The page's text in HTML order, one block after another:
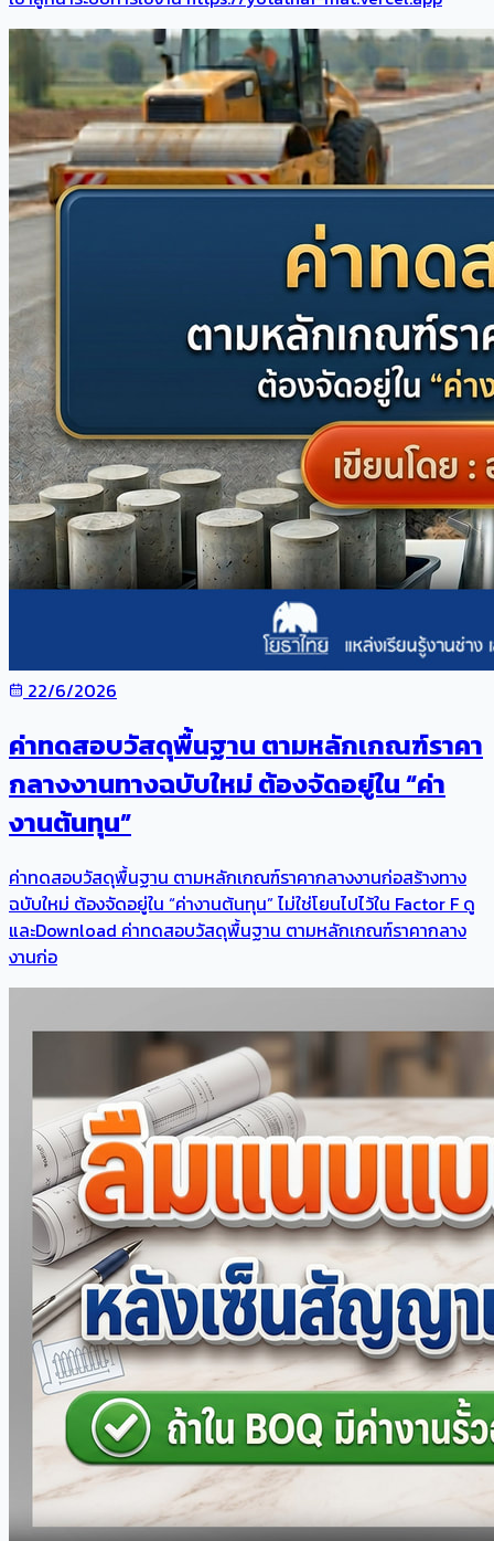
22/6/2026
ค่าทดสอบวัสดุพื้นฐาน ตามหลักเกณฑ์ราคา
กลางงานทางฉบับใหม่ ต้องจัดอยู่ใน “ค่า
งานต้นทุน”
ค่าทดสอบวัสดุพื้นฐาน ตามหลักเกณฑ์ราคากลางงานก่อสร้างทาง
ฉบับใหม่ ต้องจัดอยู่ใน “ค่างานต้นทุน” ไม่ใช่โยนไปไว้ใน Factor F ดู
และDownload ค่าทดสอบวัสดุพื้นฐาน ตามหลักเกณฑ์ราคากลาง
งานก่อ